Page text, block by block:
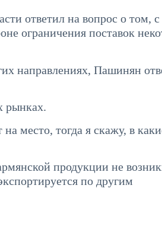
ответил на вопрос о том,
ограничения поставок
направлениях, Пашинян
рынках.
место, тогда я скажу, в
продукции не
по другим